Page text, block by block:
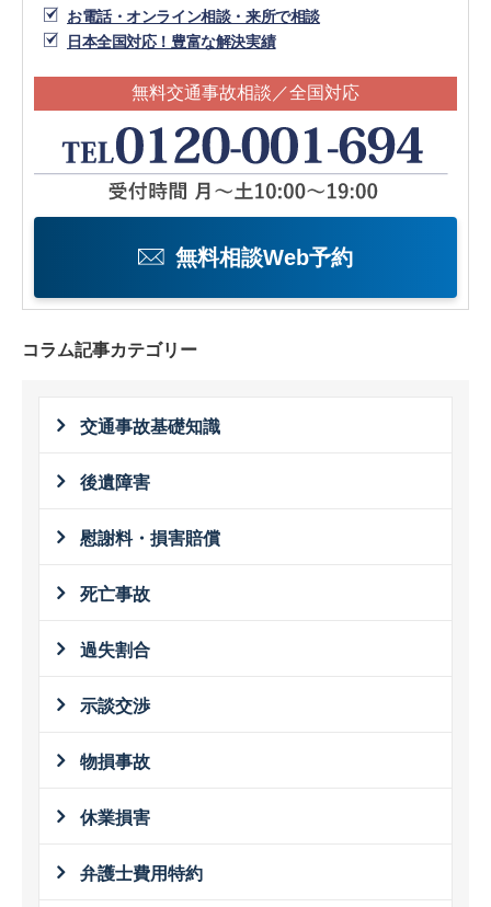
お電話・オンライン相談・来所で相談
日本全国対応！豊富な解決実績
無料交通事故相談／全国対応
無料相談Web予約
コラム記事カテゴリー
交通事故基礎知識
後遺障害
慰謝料・損害賠償
死亡事故
過失割合
示談交渉
物損事故
休業損害
弁護士費用特約